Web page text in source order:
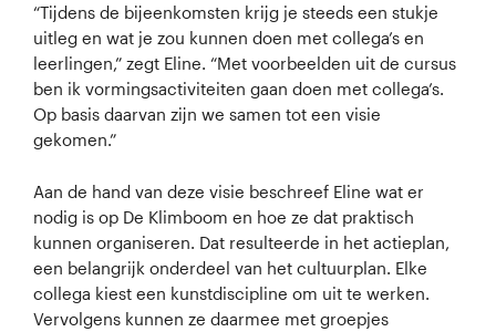
“Tijdens de bijeenkomsten krijg je steeds een stukje
uitleg en wat je zou kunnen doen met collega’s en
leerlingen,” zegt Eline. “Met voorbeelden uit de cursus
ben ik vormingsactiviteiten gaan doen met collega’s.
Op basis daarvan zijn we samen tot een visie
gekomen.”
Aan de hand van deze visie beschreef Eline wat er
nodig is op De Klimboom en hoe ze dat praktisch
kunnen organiseren. Dat resulteerde in het actieplan,
een belangrijk onderdeel van het cultuurplan. Elke
collega kiest een kunstdiscipline om uit te werken.
Vervolgens kunnen ze daarmee met groepjes